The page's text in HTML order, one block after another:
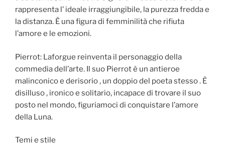
rappresenta l’ ideale irraggiungibile, la purezza fredda e
la distanza. È una figura di femminilità che rifiuta
l’amore e le emozioni.
Pierrot: Laforgue reinventa il personaggio della
commedia dell’arte. Il suo Pierrot è un antieroe
malinconico e derisorio , un doppio del poeta stesso . È
disilluso , ironico e solitario, incapace di trovare il suo
posto nel mondo, figuriamoci di conquistare l’amore
della Luna.
Temi e stile